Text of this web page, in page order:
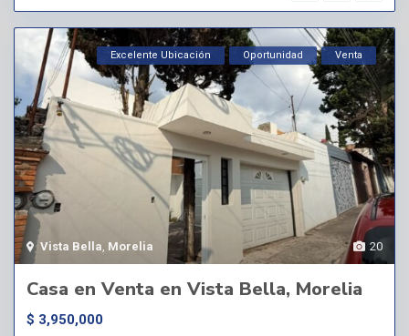
20
Vista Bella, Morelia
Excelente Ubicación Oportunidad Venta
Casa en Venta en Vista Bella, Morelia
$ 3,950,000